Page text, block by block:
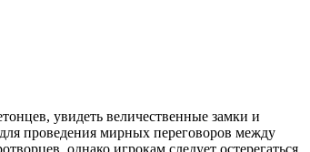
увидеть величественные замки и
проведения мирных переговоров между
однако игрокам следует остерегаться